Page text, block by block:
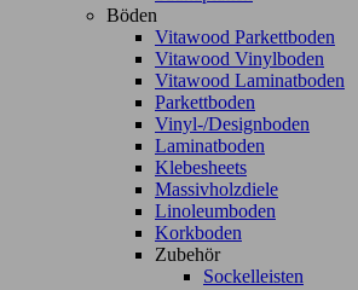
Böden
Vitawood Parkettboden
Vitawood Vinylboden
Vitawood Laminatboden
Parkettboden
Vinyl-/Designboden
Laminatboden
Klebesheets
Massivholzdiele
Linoleumboden
Korkboden
Zubehör
Sockelleisten